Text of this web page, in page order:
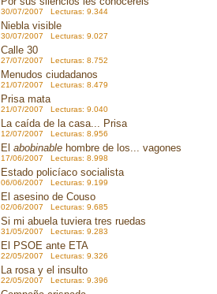
30/07/2007 Lecturas: 9.344
Niebla visible
30/07/2007 Lecturas: 9.027
Calle 30
27/07/2007 Lecturas: 8.752
Menudos ciudadanos
21/07/2007 Lecturas: 8.479
Prisa mata
21/07/2007 Lecturas: 9.040
La caída de la casa... Prisa
12/07/2007 Lecturas: 8.956
El abobinable hombre de los... vagones
17/06/2007 Lecturas: 8.998
Estado policíaco socialista
06/06/2007 Lecturas: 9.199
El asesino de Couso
02/06/2007 Lecturas: 9.685
Si mi abuela tuviera tres ruedas
31/05/2007 Lecturas: 9.283
El PSOE ante ETA
22/05/2007 Lecturas: 9.326
La rosa y el insulto
22/05/2007 Lecturas: 9.396